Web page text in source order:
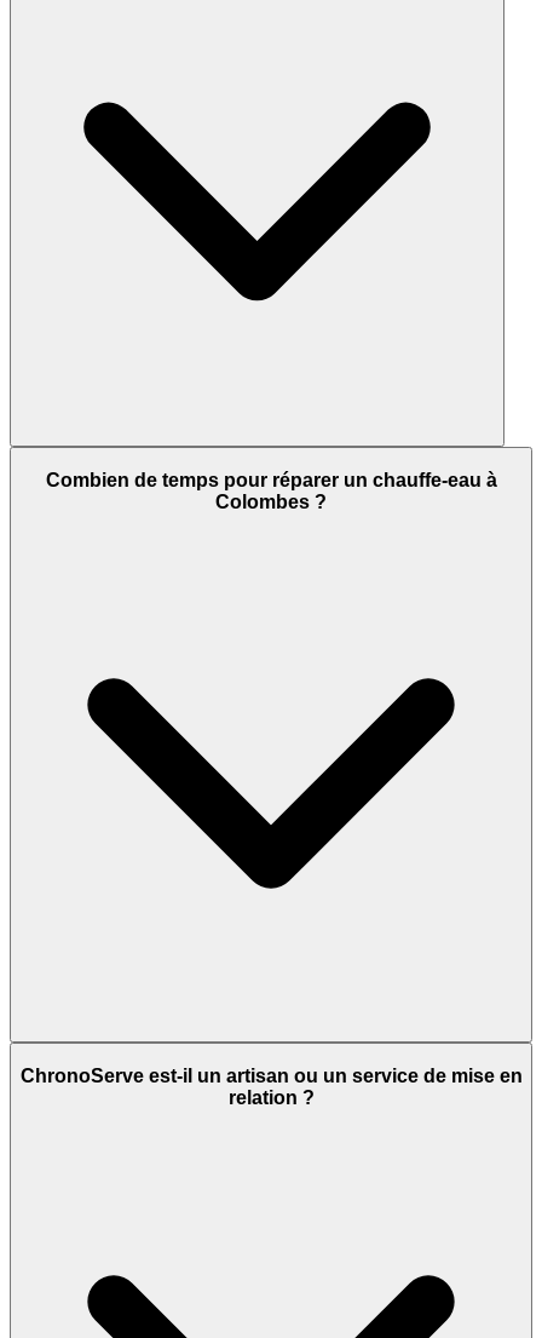
Combien de temps pour réparer un chauffe-eau à
Colombes ?
ChronoServe est-il un artisan ou un service de mise en
relation ?